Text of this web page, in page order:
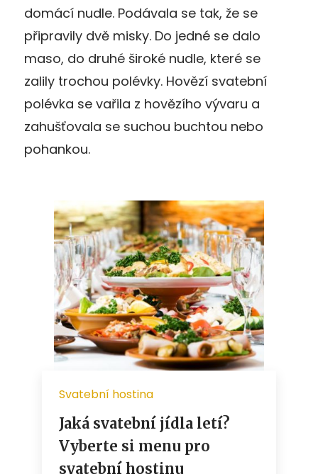
domácí nudle. Podávala se tak, že se
připravily dvě misky. Do jedné se dalo
maso, do druhé široké nudle, které se
zalily trochou polévky. Hovězí svatební
polévka se vařila z hovězího vývaru a
zahušťovala se suchou buchtou nebo
pohankou.